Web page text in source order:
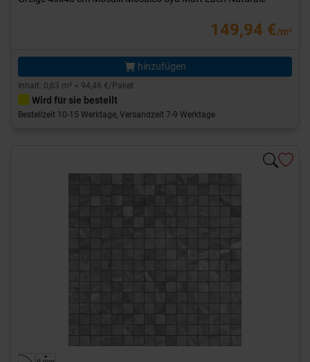
149,94 €/m²
hinzufügen
Inhalt: 0,63 m² = 94,46 €/Paket
Wird für sie bestellt
Bestellzeit 10-15 Werktage, Versandzeit 7-9 Werktage